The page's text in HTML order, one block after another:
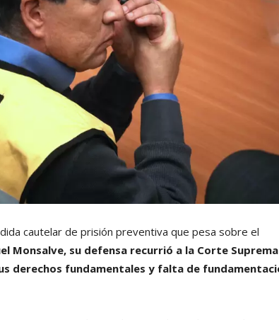
cautelar de prisión preventiva que pesa sobre el
Monsalve, su defensa recurrió a la Corte Suprema
derechos fundamentales y falta de